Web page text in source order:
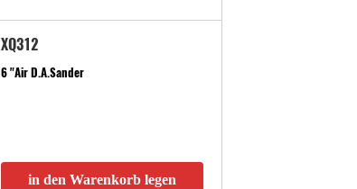
XQ312
6 "Air D.A.Sander
in den Warenkorb legen